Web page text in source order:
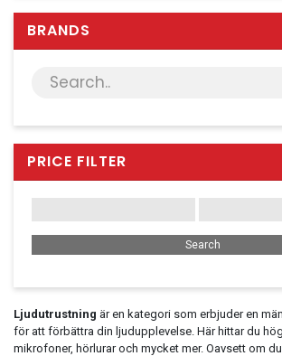
Server & Storage
PC Components
Supplies
Accessories
AV & Multimedia
Office Supplies
Phones & PBX
BRANDS
PRICE FILTER
Ljudutrustning är en kategori som erbjuder en
för att förbättra din ljudupplevelse. Här hittar du
mikrofoner, hörlurar och mycket mer. Oavsett om